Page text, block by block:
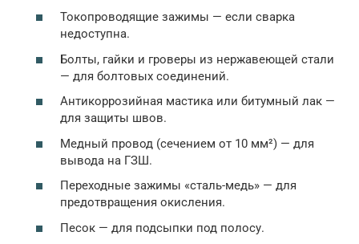
Токопроводящие зажимы — если сварка
недоступна.
Болты, гайки и гроверы из нержавеющей стали
— для болтовых соединений.
Антикоррозийная мастика или битумный лак —
для защиты швов.
Медный провод (сечением от 10 мм²) — для
вывода на ГЗШ.
Переходные зажимы «сталь-медь» — для
предотвращения окисления.
Песок — для подсыпки под полосу.